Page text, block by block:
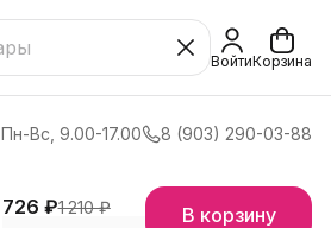
ВойтиКорзина
Пн-Вс, 9.00-17.00 8 (903) 290-03-88
726 ₽1 210 ₽ В корзину